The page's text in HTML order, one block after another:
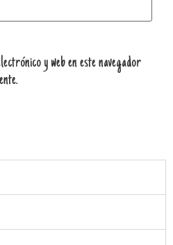
y web en este navegador